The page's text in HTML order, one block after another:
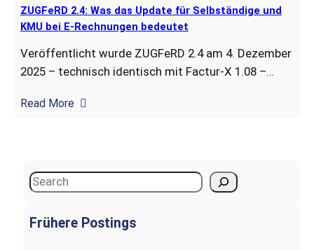
ZUGFeRD 2.4: Was das Update für Selbständige und
KMU bei E-Rechnungen bedeutet
Veröffentlicht wurde ZUGFeRD 2.4 am 4. Dezember
2025 – technisch identisch mit Factur‑X 1.08 –…
Read More
S
aFrühere Postings